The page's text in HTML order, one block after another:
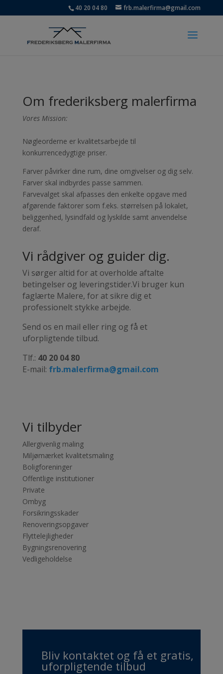
40 20 04 80 frb.malerfirma@gmail.com
Om frederiksberg malerfirma
Vores Mission:
Nøgleorderne er kvalitetsarbejde til
konkurrencedygtige priser.
Farver påvirker dine rum, dine omgivelser og dig selv.
Farver skal indbyrdes passe sammen.
Farvevalget skal afpasses den enkelte opgave med
afgørende faktorer som f.eks. størrelsen på lokalet,
beliggenhed, lysindfald og lyskilde samt anvendelse
deraf.
Vi rådgiver og guider dig.
Vi sørger altid for at overholde aftalte
betingelser og leveringstider.Vi bruger kun
faglærte Malere, for at sikre dig et
professionelt stykke arbejde.
Send os en mail eller ring og få et
uforpligtende tilbud.
Tlf.: 40 20 04 80
E-mail: frb.malerfirma@gmail.com
Vi tilbyder
Allergivenlig maling
Miljømærket kvalitetsmaling
Boligforeninger
Offentlige institutioner
Private
Ombyg
Forsikringsskader
Renoveringsopgaver
Flyttelejligheder
Bygningsrenovering
Vedligeholdelse
Bliv kontaktet og få et gratis,
uforpligtende tilbud